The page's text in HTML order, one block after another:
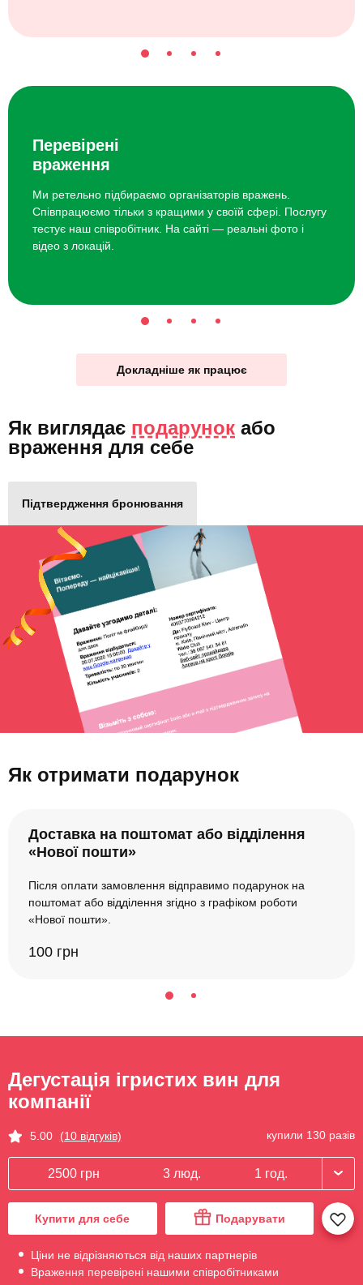
Перевірені
враження
Ми ретельно підбираємо організаторів вражень.
Співпрацюємо тільки з кращими у своїй сфері. Послугу
тестує наш співробітник. На сайті — реальні фото і
відео з локацій.
Докладніше як працює
Як виглядає подарунок або
враження для себе
Підтвердження бронювання
Як отримати подарунок
Доставка на поштомат або відділення
«Нової пошти»
Після оплати замовлення відправимо подарунок на
поштомат або відділення згідно з графіком роботи
«Нової пошти».
100 грн
Дегустація ігристих вин для
компанії
5.00 (10 відгуків) купили 130 разів
2500 грн 3 люд. 1 год.
Купити для себе Подарувати
Ціни не відрізняються від наших партнерів
Враження перевірені нашими співробітниками